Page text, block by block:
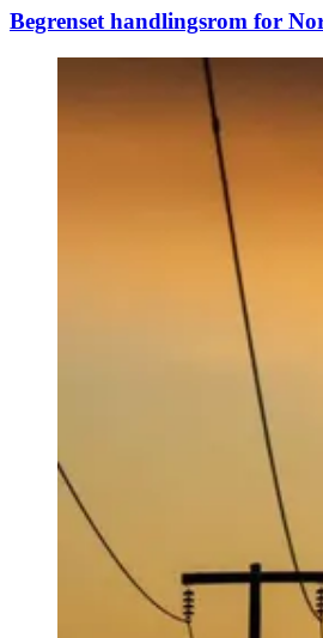
Begrenset handlingsrom for